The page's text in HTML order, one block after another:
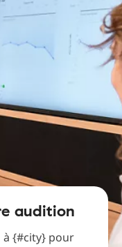
audition
à {#city} pour